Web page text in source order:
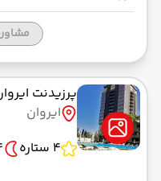
پرزیدنت
ایروان
4 ستاره